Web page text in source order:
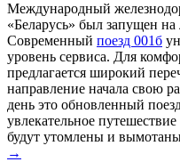
Международный
«Беларусь» был запущен
Современный поезд 001б
уровень сервиса. Для
предлагается широкий
направление начала свою
день это обновленный
увлекательное
будут утомлены и
→